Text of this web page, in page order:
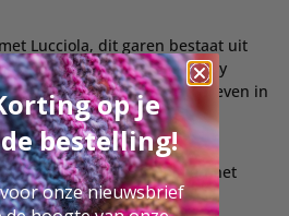
Lucciola, dit garen bestaat uit
22% viscose, 20% baby
Het patroon is uitgeschreven in
13/14 bollen Lucciola en het
Grossa. De benodigde
op je
bestelling!
onze nieuwsbrief